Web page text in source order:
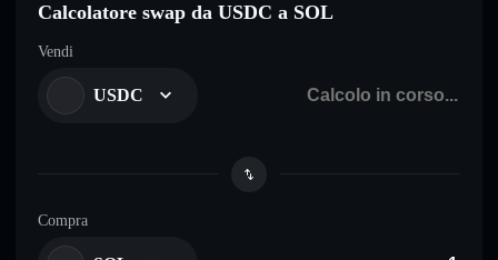
Calcolatore swap da USDC a SOL
Vendi
USDC
Compra